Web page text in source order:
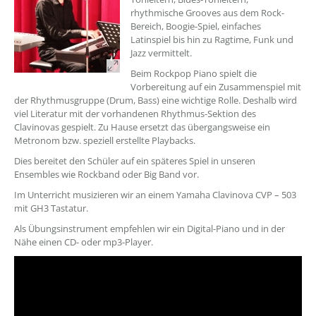
rhythmische Grooves aus dem Rock-
Bereich, Boogie-Spiel, einfaches
Latinspiel bis hin zu Ragtime, Funk und
Jazz vermittelt.
Beim Rockpop Piano spielt die
Vorbereitung auf ein Zusammenspiel mit
der Rhythmusgruppe (Drum, Bass) eine wichtige Rolle. Deshalb wird
viel Literatur mit der vorhandenen Rhythmus-Sektion des
Clavinovas gespielt. Zu Hause ersetzt das übergangsweise ein
Metronom bzw. speziell erstellte Playbacks.
Dies bereitet den Schüler auf ein späteres Spiel in unseren
Ensembles wie Rockband oder Big Band vor.
Im Unterricht musizieren wir an einem Yamaha Clavinova CVP – 503
mit GH3 Tastatur.
Als Übungsinstrument empfehlen wir ein Digital-Piano und in der
Nähe einen CD- oder mp3-Player.